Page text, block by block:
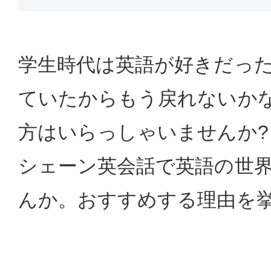
学生時代は英語が好きだっ
ていたからもう戻れないか
方はいらっしゃいませんか?
シェーン英会話で英語の世
んか。おすすめする理由を